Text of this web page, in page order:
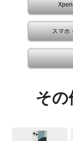
スマホ
その